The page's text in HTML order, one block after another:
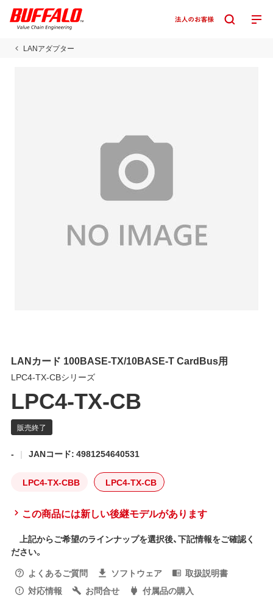
LANアダプター
LANカード 100BASE-TX/10BASE-T CardBus用
LPC4-TX-CBシリーズ
LPC4-TX-CB
- JANコード: 4981254640531
LPC4-TX-CBB LPC4-TX-CB
この商品には新しい後継モデルがあります
上記からご希望のラインナップを選択後、下記情報をご確認く
ださい。
よくあるご質問
ソフトウェア
取扱説明書
対応情報
お問合せ 付属品の購入